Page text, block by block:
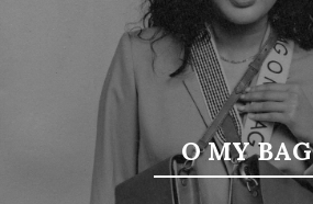
O MY BAG